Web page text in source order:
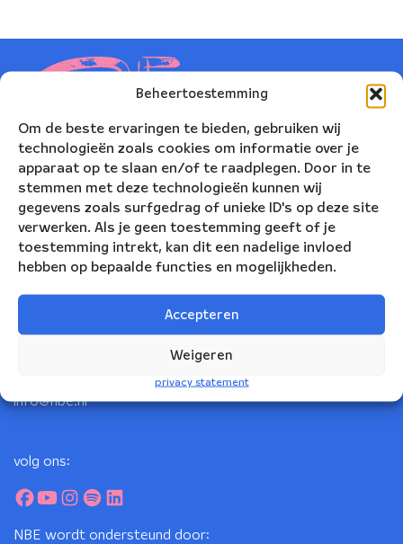
Beheertoestemming
Om de beste ervaringen te bieden, gebruiken wij
technologieën zoals cookies om informatie over je
apparaat op te slaan en/of te raadplegen. Door in te
stemmen met deze technologieën kunnen wij
gegevens zoals surfgedrag of unieke ID's op deze site
verwerken. Als je geen toestemming geeft of je
toestemming intrekt, kan dit een nadelige invloed
hebben op bepaalde functies en mogelijkheden.
Accepteren
Weigeren
privacy statement
Nederlands Blazers Ensemble
Korte Leidsedwarsstraat 12
info@nbe.nl
volg ons:
NBE wordt ondersteund door: